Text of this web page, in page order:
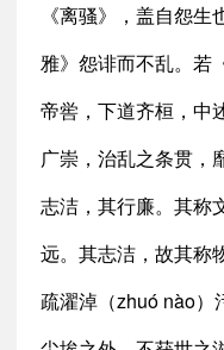
《离骚》，盖自怨
雅》怨诽而不乱。若
帝喾，下道齐桓，中
广崇，治乱之条贯，
志洁，其行廉。其称
远。其志洁，故其称
疏濯淖（zhuó nào）